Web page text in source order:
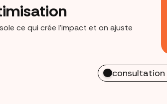
ce qui crée l’impact et on ajuste